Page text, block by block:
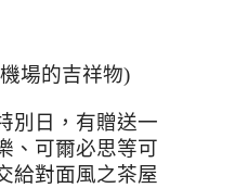
場的吉祥物)
別日，有贈送一
、可爾必思等可
給對面風之茶屋